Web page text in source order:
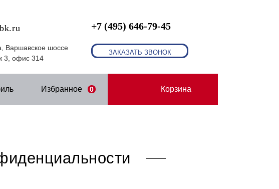
Варшавское шоссе
3, офис 314
+7 (495) 646-79-45
ЗАКАЗАТЬ ЗВОНОК
Избранное 0 Корзина